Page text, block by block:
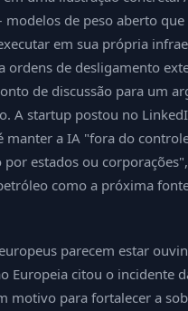
modelos de peso aberto que
em sua própria
ordens de desligamento
de discussão para um
A startup postou no
manter a IA "fora do
por estados ou
como a próxima
parecem estar
Europeia citou o incidente
motivo para fortalecer a